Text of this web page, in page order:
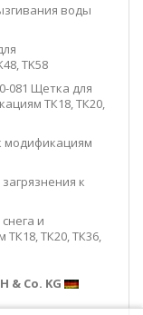
воды
TK58
081 Щетка для
ТК18, ТК20,
модификациям
к
и
ТК20, ТК36,
& Co. KG